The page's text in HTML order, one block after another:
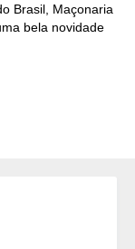
Brasil, Maçonaria
bela novidade